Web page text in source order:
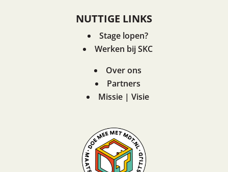
NUTTIGE LINKS
Stage lopen?
Werken bij SKC
Over ons
Partners
Missie | Visie